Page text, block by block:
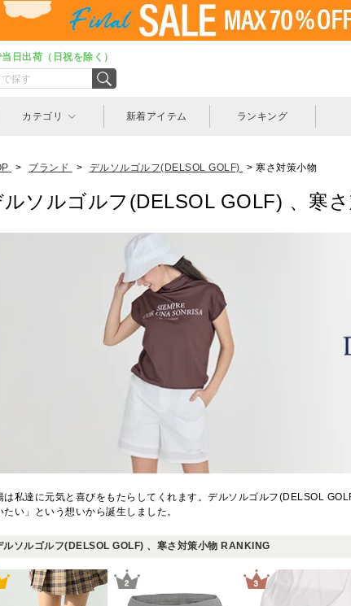
日出荷（日祝を除く）
カテゴリ 新着アイテム ランキング
> ブランド > デルソルゴルフ(DELSOL GOLF) > 寒さ対策小物
ルソルゴルフ(DELSOL GOLF) 、寒
は私達に元気と喜びをもたらしてくれます。デルソルゴルフ(DELSOL
たい」という想いから誕生しました。
ルソルゴルフ(DELSOL GOLF) 、寒さ対策小物 RANKING